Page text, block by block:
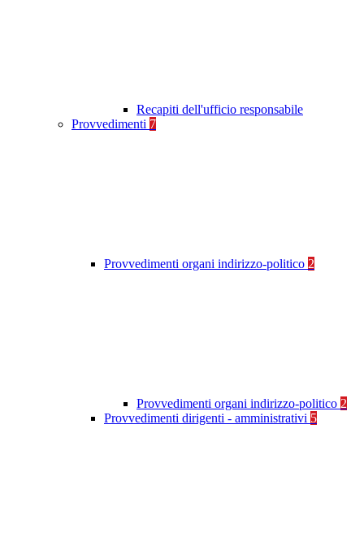
Recapiti dell'ufficio responsabile
Provvedimenti 7
Provvedimenti organi indirizzo-politico 2
Provvedimenti organi indirizzo-politico 2
Provvedimenti dirigenti - amministrativi 5